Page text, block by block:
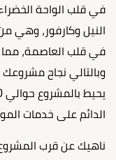
النيل وكارفور، وهي
في قلب العاصمة،
وبالتالي نجاح مشروعك
الدائم على خدمات
ناهيك عن قرب